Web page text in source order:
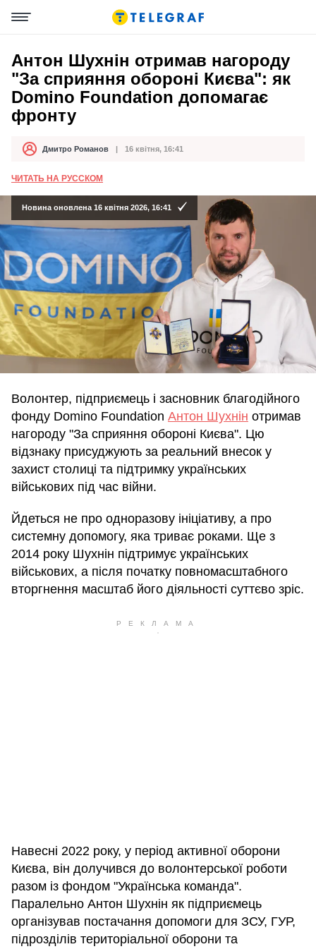
Антон Шухнін отримав нагороду
"За сприяння обороні Києва": як
Domino Foundation допомагає
фронту
АвторДмитро Романов
Дата публікації 16 квітня, 16:41
ЧИТАТЬ НА РУССКОМ
Новина оновлена 16 квітня 2026, 16:41
Волонтер, підприємець і засновник благодійного
фонду Domino Foundation Антон Шухнін отримав
нагороду "За сприяння обороні Києва". Цю
відзнаку присуджують за реальний внесок у
захист столиці та підтримку українських
військових під час війни.
Йдеться не про одноразову ініціативу, а про
системну допомогу, яка триває роками. Ще з
2014 року Шухнін підтримує українських
військових, а після початку повномасштабного
вторгнення масштаб його діяльності суттєво зріс.
Навесні 2022 року, у період активної оборони
Києва, він долучився до волонтерської роботи
разом із фондом "Українська команда".
Паралельно Антон Шухнін як підприємець
організував постачання допомоги для ЗСУ, ГУР,
підрозділів територіальної оборони та